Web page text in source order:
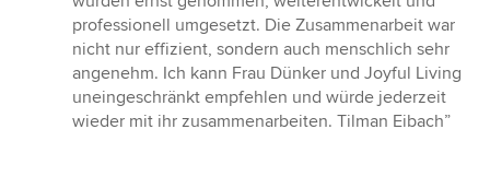
professionell umgesetzt. Die Zusammenarbeit war
nicht nur effizient, sondern auch menschlich sehr
angenehm. Ich kann Frau Dünker und Joyful Living
uneingeschränkt empfehlen und würde jederzeit
wieder mit ihr zusammenarbeiten. Tilman Eibach”